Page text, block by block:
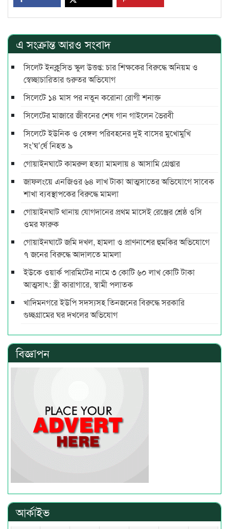
এ সংক্রান্ত আরও সংবাদ
সিলেট ইনক্লুসিভ স্কুল উত্তপ্ত: চার শিক্ষকের বিরুদ্ধে অনিয়ম ও
স্বেচ্ছাচারিতার গুরুতর অভিযোগ
সিলেটে ১৪ মাস পর নতুন করোনা রোগী শনাক্ত
সিলেটের মাজারে জীবনের শেষ গান গাইলেন ভৈরবী
সিলেটে ইউনিক ও বেঙ্গল পরিবহনের দুই বাসের মুখোমুখি
সং’ঘ’র্ষে নিহত ৯
গোয়াইনঘাটে কামরুল হত্যা মামলায় ৪ আসামি গ্রেপ্তার
জাফলংয়ে এনজিওর ৬৪ লাখ টাকা আত্মসাতের অভিযোগে সাবেক
শাখা ব্যবস্থাপকের বিরুদ্ধে মামলা
গোয়াইনঘাট থানায় যোগদানের প্রথম মাসেই রেঞ্জের শ্রেষ্ঠ ওসি
ওমর ফারুক
গোয়াইনঘাটে জমি দখল, হামলা ও প্রাণনাশের হুমকির অভিযোগে
৭ জনের বিরুদ্ধে আদালতে মামলা
ইউকে ওয়ার্ক পারমিটের নামে ৩ কোটি ৬০ লাখ কোটি টাকা
আত্মসাৎ: স্ত্রী কারাগারে, স্বামী পলাতক
খাদিমনগরে ইউপি সদস্যসহ তিনজনের বিরুদ্ধে সরকারি
গুচ্ছগ্রামের ঘর দখলের অভিযোগ
বিজ্ঞাপন
আর্কাইভ